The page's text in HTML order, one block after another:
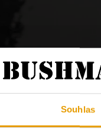
Souhlas
STRÁNKU